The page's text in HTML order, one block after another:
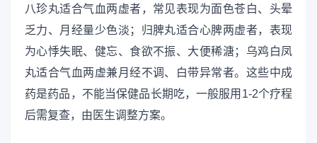
八珍丸适合气血两虚者，常见表现为面色苍白、头晕
乏力、月经量少色淡；归脾丸适合心脾两虚者，表现
为心悸失眠、健忘、食欲不振、大便稀溏；乌鸡白凤
丸适合气血两虚兼月经不调、白带异常者。这些中成
药是药品，不能当保健品长期吃，一般服用1-2个疗程
后需复查，由医生调整方案。